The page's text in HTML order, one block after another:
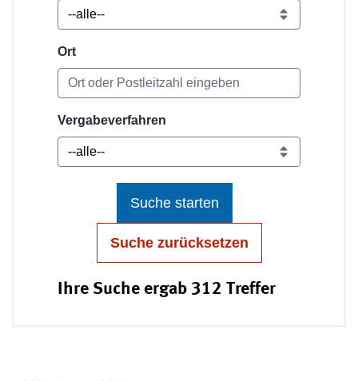
Ort
Vergabeverfahren
Suche starten
Suche zurücksetzen
Ihre Suche ergab 312 Treffer